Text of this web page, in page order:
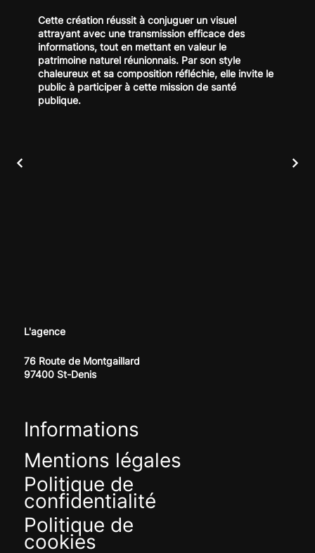
Cette création réussit à conjuguer un visuel
attrayant avec une transmission efficace des
informations, tout en mettant en valeur le
patrimoine naturel réunionnais. Par son style
chaleureux et sa composition réfléchie, elle invite le
public à participer à cette mission de santé
publique.
L'agence
76 Route de Montgaillard
97400 St-Denis
Informations
Mentions légales
Politique de
confidentialité
Politique de
cookies